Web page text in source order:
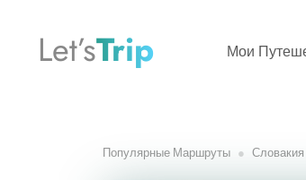
Let’sTrip Мои
Популярные Маршруты Словакия